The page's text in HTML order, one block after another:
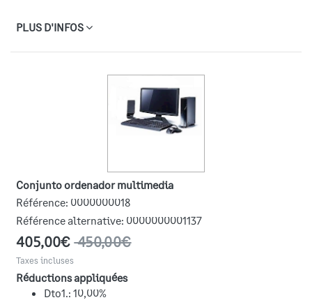
PLUS D'INFOS
Conjunto ordenador multimedia
Référence: 0000000018
Référence alternative: 0000000001137
405,00€450,00€
Taxes incluses
Réductions appliquées
Dto1.: 10,00%